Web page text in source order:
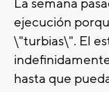
La semana
ejecución
\"turbias\". El
hasta que